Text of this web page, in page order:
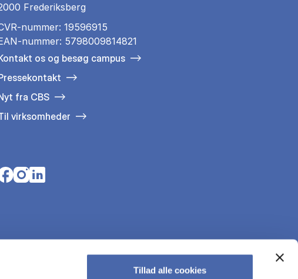
Tillad alle cookies
Frederiksberg
nummer: 19596915
nummer: 5798009814821
os og besøg campus
fra CBS
virksomheder
in a new tab
Opens in a new tab
Opens in a new tab